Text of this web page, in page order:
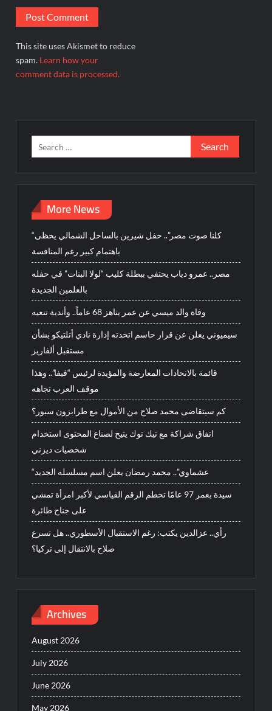
This site uses Akismet to reduce
spam. Learn how your
comment data is processed.
Search
for:
More News
“كلنا صوت مصر”.. حفل شيرين بالساحل الشمالي يحظى
باهتمام كبير رغم المنافسة
مصر.. عمرو دياب يحتفي ببطلة كليب “لولا البنات” في حفله
بالعلمين الجديدة
وفاة والد ميسي عن عمر يناهز 68 عاماً.. وأندية تنعيه
سيميوني يعلن عن قرار حاسم اتخذته إدارة نادي أتلتيكو بشأن
مستقبل ألفاريز
قائمة بالاتحادات المعارضة والمؤيدة لرئيس “فيفا”.. وهذا
موقف العرب تجاهه
كم سيتقاضى محمد صلاح من الأموال مع طرابزون سبور؟
اتفاق شراكة مع تيك توك يتيح لصناع المحتوى استخدام
شخصيات ديزني
“عشماوي”.. محمد رمضان يعلن اسم مسلسله الجديد
سيدة بعمر 97 عامًا تحطم الرقم القياسي لأكبر امرأة تمشي
على جناح طائرة
رأي.. عزالدين يكتب: رغم الاستقبال الأسطوري.. هل تسرع
صلاح بالانتقال إلى تركيا؟
Archives
August 2026
July 2026
June 2026
May 2026